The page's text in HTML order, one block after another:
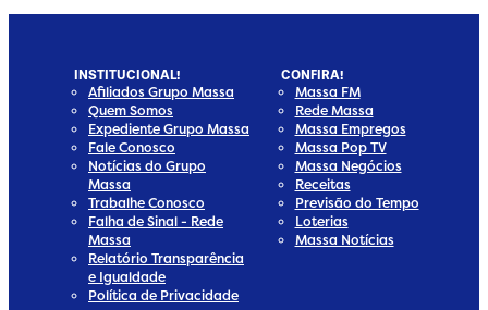
INSTITUCIONAL!
Afiliados Grupo Massa
Quem Somos
Expediente Grupo Massa
Fale Conosco
Notícias do Grupo
Massa
Trabalhe Conosco
Falha de Sinal - Rede
Massa
Relatório Transparência
e Igualdade
Política de Privacidade
CONFIRA!
Massa FM
Rede Massa
Massa Empregos
Massa Pop TV
Massa Negócios
Receitas
Previsão do Tempo
Loterias
Massa Notícias